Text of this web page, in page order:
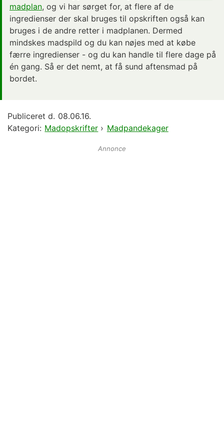
madplan, og vi har sørget for, at flere af de
ingredienser der skal bruges til opskriften også kan
bruges i de andre retter i madplanen. Dermed
mindskes madspild og du kan nøjes med at købe
færre ingredienser - og du kan handle til flere dage på
én gang. Så er det nemt, at få sund aftensmad på
bordet.
Publiceret d. 08.06.16.
Kategori: Madopskrifter › Madpandekager
Annonce